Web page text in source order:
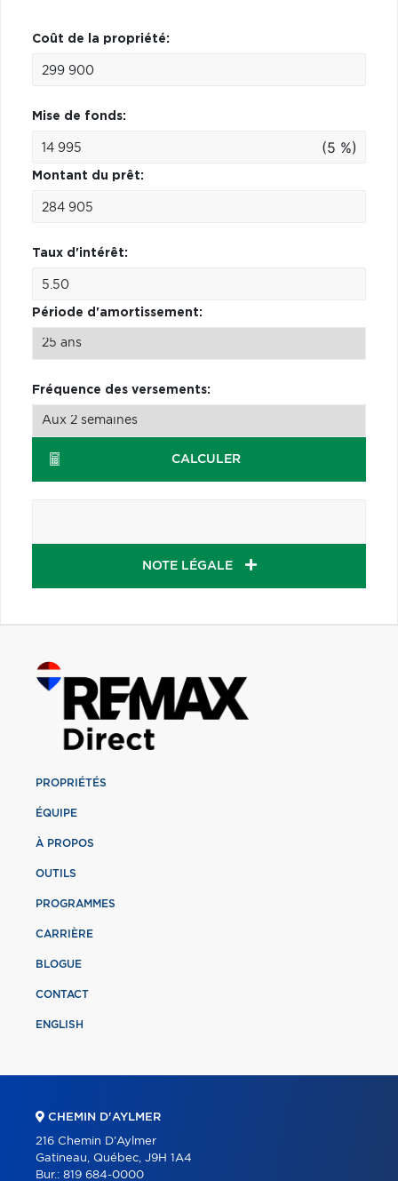
Coût de la propriété:
Mise de fonds:
(5 %)
Montant du prêt:
Taux d'intérêt:
Période d'amortissement:
Fréquence des versements:
CALCULER
NOTE LÉGALE
PROPRIÉTÉS
ÉQUIPE
À PROPOS
OUTILS
PROGRAMMES
CARRIÈRE
BLOGUE
CONTACT
ENGLISH
CHEMIN D'AYLMER
216 Chemin D'Aylmer
Gatineau, Québec, J9H 1A4
Bur.: 819 684-0000